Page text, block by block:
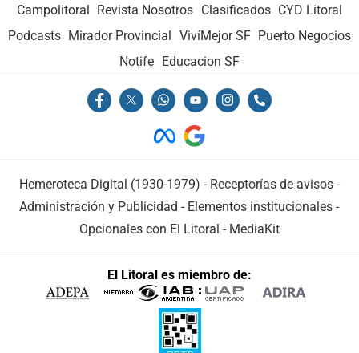
Campolitoral Revista Nosotros Clasificados CYD Litoral
Podcasts Mirador Provincial VivíMejor SF Puerto Negocios
Notife Educacion SF
Hemeroteca Digital (1930-1979) - Receptorías de avisos -
Administración y Publicidad - Elementos institucionales -
Opcionales con El Litoral - MediaKit
El Litoral es miembro de: